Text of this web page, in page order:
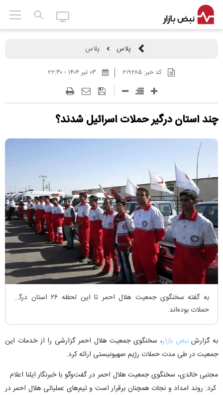
پلاس پلاس
کد خبر:۲۱۹۲۸۵ ۰۳ تير ۱۴۰۴ - ۲۲:۳۰
چند استان درگیر حملات اسرائیل شدند؟
به گفته سخنگوی جمعیت هلال احمر تا این لحظه ۲۶ استان درگیر
حملات بوده‌اند.
به گزارشنبض بازار، سخنگوی جمعیت هلال احمر گزارشی را از خدمات این
جمعیت در طی مدت حملات رژیم صهیونیستی ارائه کرد.
مجتبی خالدی، سخنگوی جمعیت هلال احمر در گفت‌وگو با خبرنگار ایلنا اعلام
کرد: روند امداد و نجات همچنان برقرار است و تیم‌های عملیاتی هلال احمر در